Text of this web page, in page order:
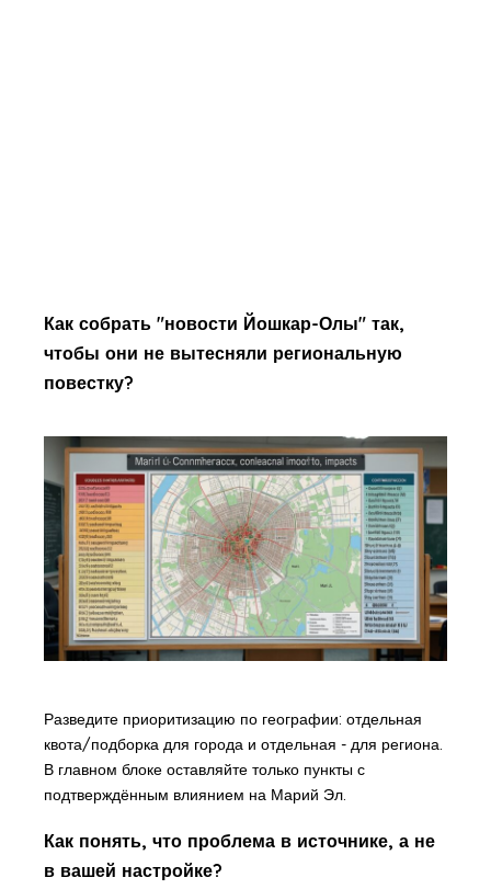
Как собрать "новости Йошкар-Олы" так,
чтобы они не вытесняли региональную
повестку?
Разведите приоритизацию по географии: отдельная
квота/подборка для города и отдельная - для региона.
В главном блоке оставляйте только пункты с
подтверждённым влиянием на Марий Эл.
Как понять, что проблема в источнике, а не
в вашей настройке?